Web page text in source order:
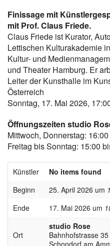
Finissage mit
mit Prof. Claus Friede.
Claus Friede ist Kurator,
Lettischen Kulturakademie
Kultur- und
und Theater Hamburg. Er
Leiter der Kunsthalle im
Österreich
Sonntag, 17. Mai 2026,
Öffnungszeiten studio
Mittwoch, Donnerstag:
Freitag bis Sonntag: 15:00
Künstler
No items found
Beginn
25. April 2026 um
Ende
17. Mai 2026 um
Ort
studio Rose
Bahnhofstrasse 35